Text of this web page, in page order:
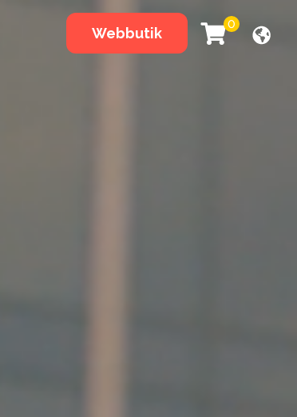
Webbutik
0